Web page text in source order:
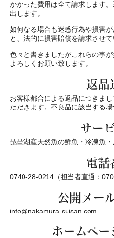
かかった費用は全て請求します
出します。
如何なる場合も迷惑行為や損害
と、法的に損害賠償を請求させて
色々と書きましたがこれらの事が
よろしくお願い致します。
返品
お客様都合による返品につきま
ただきます。不良品に該当する
サー
琵琶湖産天然魚の鮮魚・冷凍魚・
電話
0740-28-0214（担当者直通：
公開メー
info@nakamura-suisan.com
ホームペー